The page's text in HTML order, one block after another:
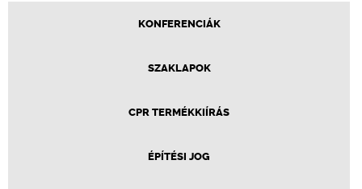
KONFERENCIÁK
SZAKLAPOK
CPR TERMÉKKIÍRÁS
ÉPÍTÉSI JOG